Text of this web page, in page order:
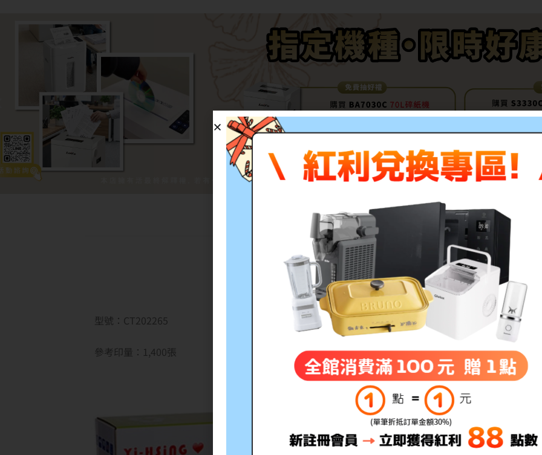
描述 評價 (0)
富士軟片 FUJIFILM 高容量藍色環保碳粉匣
型號：CT202265 適用機型：CP115w/CP116w/CP225w/CM115w/CM225fw
參考印量：1,400張 備註:所有的印量均是在A4紙張上列印5%的覆蓋率計算